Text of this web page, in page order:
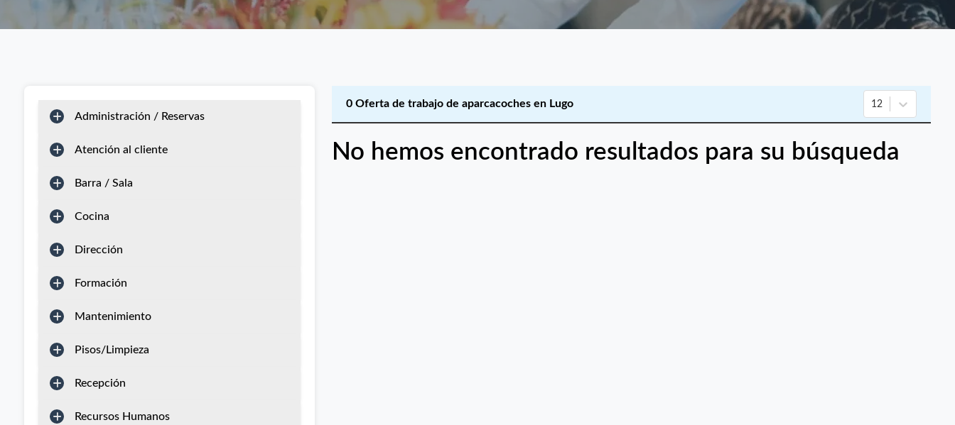
Administración / Reservas
Atención al cliente
Barra / Sala
Cocina
Dirección
Formación
Mantenimiento
Pisos/Limpieza
Recepción
Recursos Humanos
0 Oferta de trabajo de aparcacoches en Lugo 12
No hemos encontrado resultados para su búsqueda